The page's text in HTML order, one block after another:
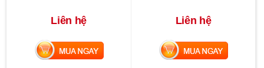
Liên hệ
MUA NGAY
Liên hệ
MUA NGAY